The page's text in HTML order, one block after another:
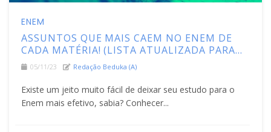
ENEM
ASSUNTOS QUE MAIS CAEM NO ENEM DE
CADA MATÉRIA! (LISTA ATUALIZADA PARA
2025)
05/11/23 Redação Beduka (a)
Existe um jeito muito fácil de deixar seu estudo para o
Enem mais efetivo, sabia? Conhecer...